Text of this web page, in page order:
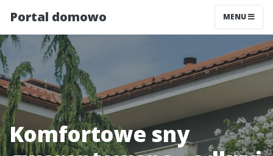
Portal domowo MENU
Komfortowe sny